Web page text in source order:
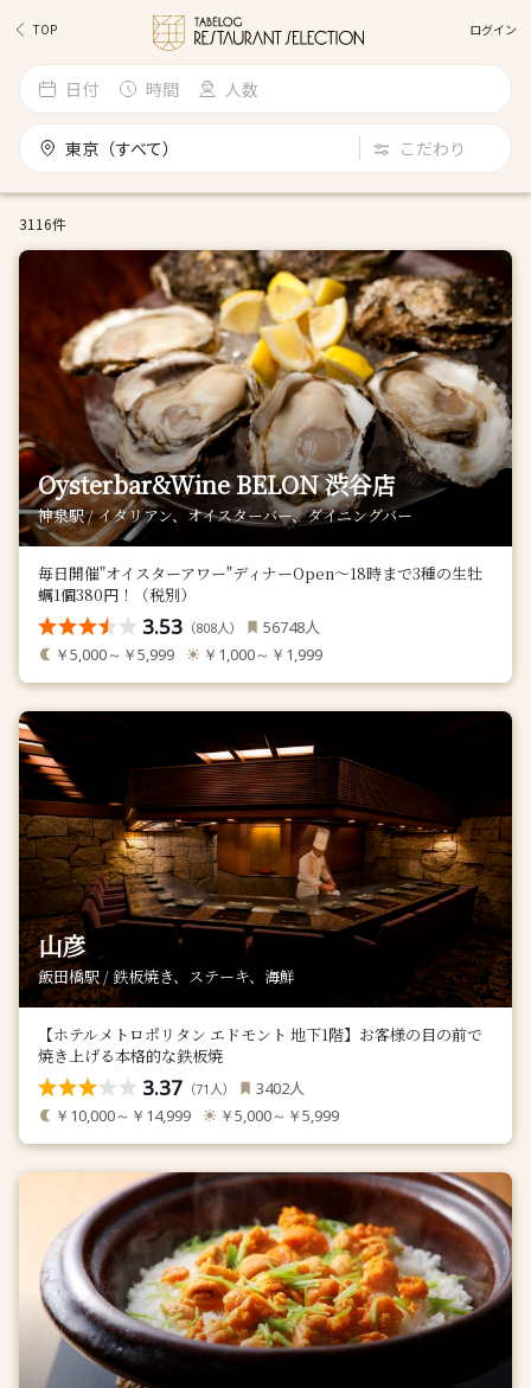
TOP ログイン
日付 時間 人数
東京（すべて） こだわり
3116件
Oysterbar&Wine BELON 渋谷店
神泉駅 / イタリアン、オイスターバー、ダイニングバー
毎日開催"オイスターアワー"ディナーOpen〜18時まで3種の生牡
蠣1個380円！（税別）
3.53 （808人） 56748人
￥5,000～￥5,999 ￥1,000～￥1,999
山彦
飯田橋駅 / 鉄板焼き、ステーキ、海鮮
【ホテルメトロポリタン エドモント 地下1階】お客様の目の前で
焼き上げる本格的な鉄板焼
3.37 （71 人） 3402人
￥10,000～￥14,999 ￥5,000～￥5,999